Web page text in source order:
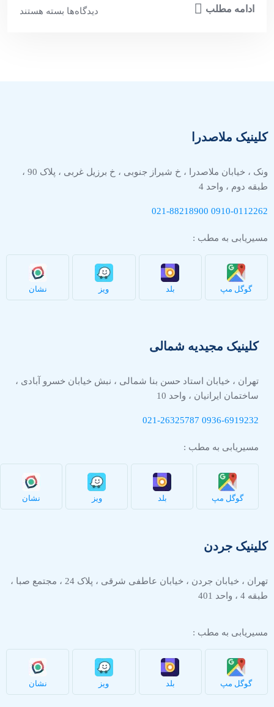
ادامه مطلب دیدگاه‌ها بسته هستند
کلینیک ملاصدرا
ونک ، خیابان ملاصدرا ، خ شیراز جنوبی ، خ برزیل غربی ، پلاک 90 ،
طبقه دوم ، واحد 4
0910-0112262
021-88218900
مسیریابی به مطب :
گوگل مپ بلد ویز نشان
کلینیک مجیدیه شمالی
تهران ، خیابان استاد حسن بنا شمالی ، نبش خیابان خسرو آبادی ،
ساختمان ایرانیان ، واحد 10
0936-6919232
021-26325787
مسیریابی به مطب :
گوگل مپ بلد ویز نشان
کلینیک جردن
تهران ، خیابان جردن ، خیابان عاطفی شرقی ، پلاک 24 ، مجتمع صبا ،
طبقه 4 ، واحد 401
مسیریابی به مطب :
گوگل مپ بلد ویز نشان